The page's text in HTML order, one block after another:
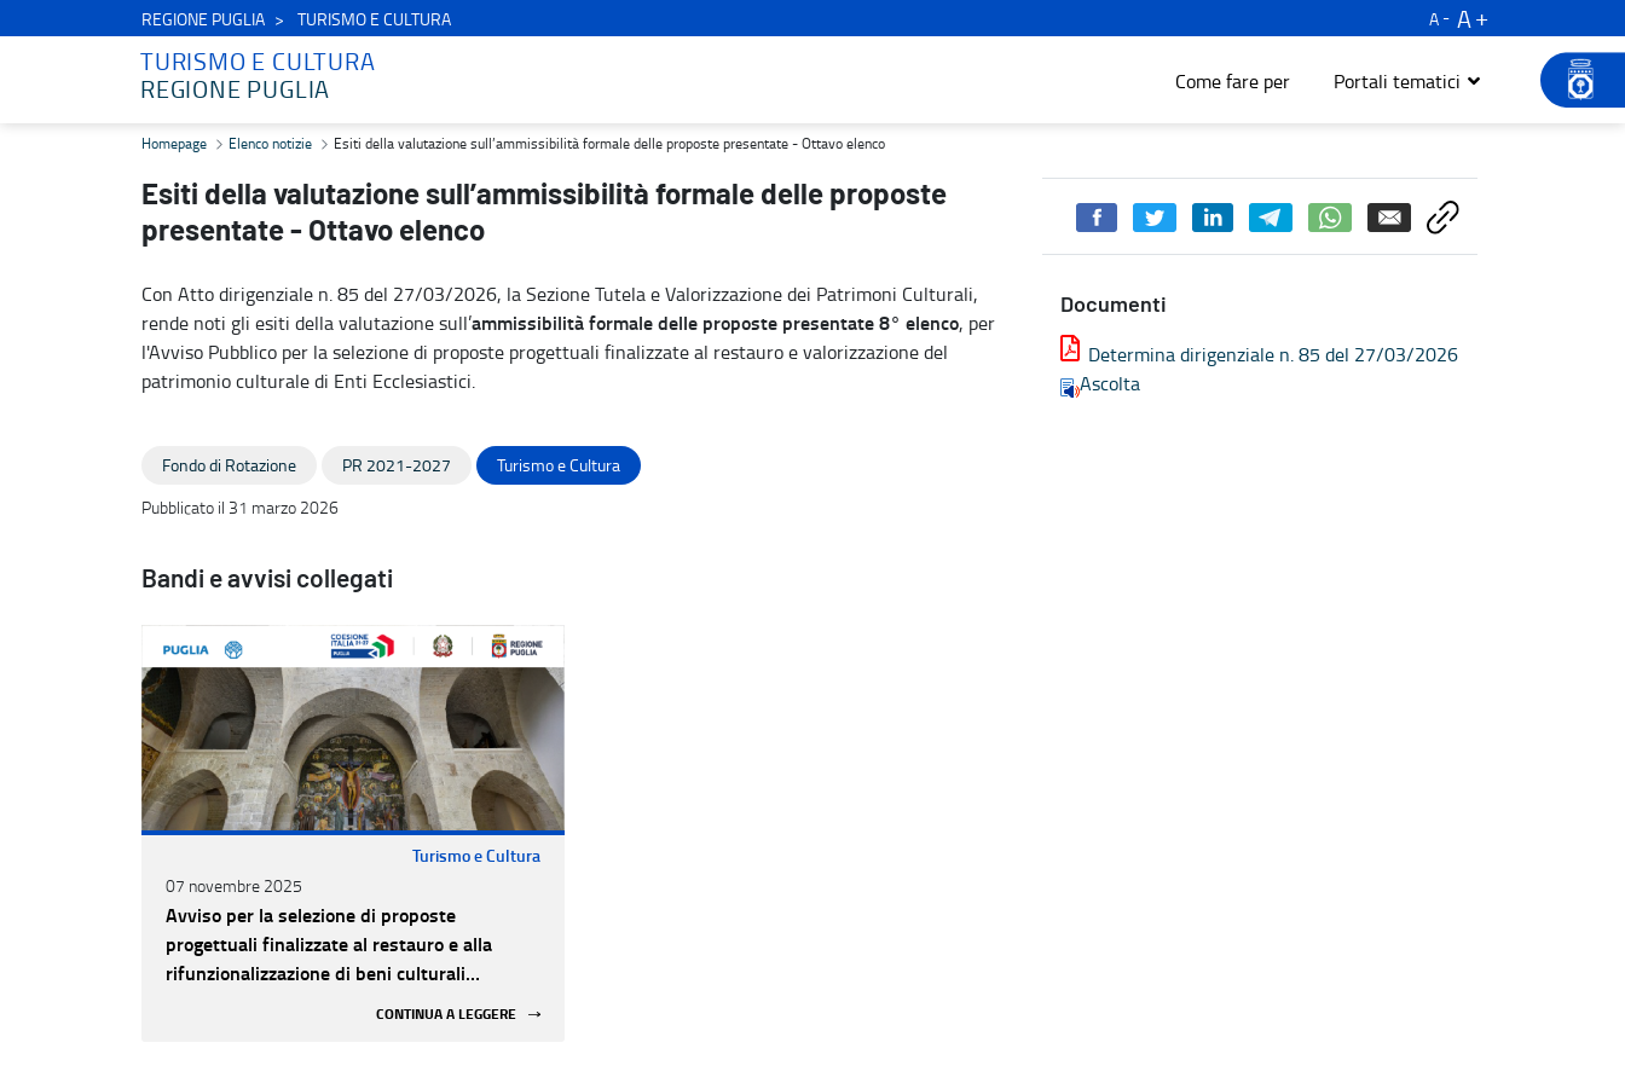
REGIONE PUGLIA TURISMO E CULTURA A
A
TURISMO E CULTURA
REGIONE PUGLIA
Come fare per Portali tematici
Esiti della valutazione sull’ammissibilità formale delle proposte presentate - Ottavo elenco - Turismo e cultura
Homepage Elenco notizie Esiti della valutazione sull’ammissibilità formale delle proposte presentate - Ottavo elenco
Esiti della valutazione sull’ammissibilità formale delle proposte
presentate - Ottavo elenco
Con Atto dirigenziale n. 85 del 27/03/2026, la Sezione Tutela e Valorizzazione dei Patrimoni Culturali,
rende noti gli esiti della valutazione sull’ammissibilità formale delle proposte presentate8° elenco, per
l'Avviso Pubblico per la selezione di proposte progettuali finalizzate al restauro e valorizzazione del
patrimonio culturale di Enti Ecclesiastici.
Documenti
Determina dirigenziale n. 85 del 27/03/2026
Ascolta
Fondo di Rotazione PR 2021-2027
Turismo e Cultura
Pubblicato il 31 marzo 2026
Bandi e avvisi collegati
Turismo e Cultura
07 novembre 2025
Avviso per la selezione di proposte
progettuali finalizzate al restauro e alla
rifunzionalizzazione di beni culturali
CONTINUA A LEGGERE